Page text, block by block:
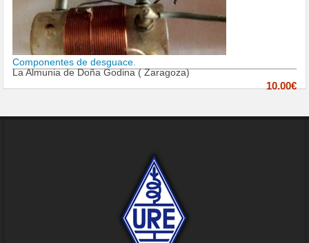
Componentes de desguace.
La Almunia de Doña Godina ( Zaragoza)
10.00€